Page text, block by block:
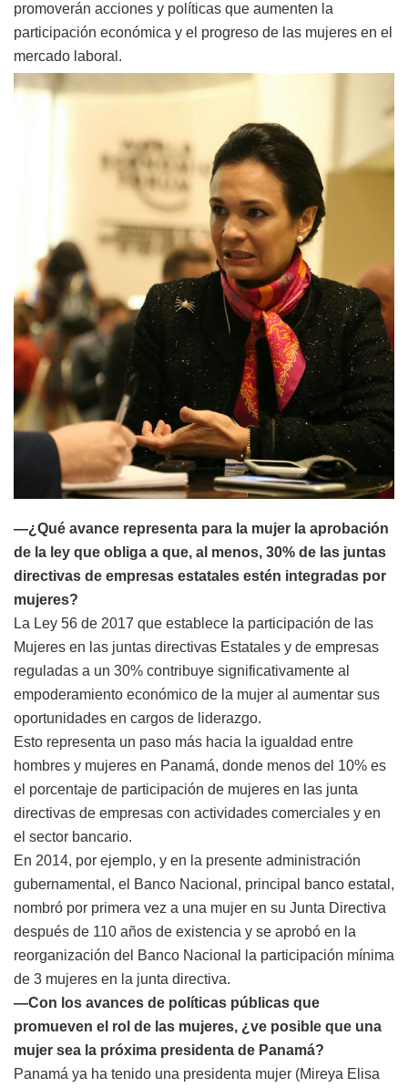
promoverán acciones y políticas que aumenten la
participación económica y el progreso de las mujeres en el
mercado laboral.
—¿Qué avance representa para la mujer la aprobación
de la ley que obliga a que, al menos, 30% de las juntas
directivas de empresas estatales estén integradas por
mujeres?
La Ley 56 de 2017 que establece la participación de las
Mujeres en las juntas directivas Estatales y de empresas
reguladas a un 30% contribuye significativamente al
empoderamiento económico de la mujer al aumentar sus
oportunidades en cargos de liderazgo.
Esto representa un paso más hacia la igualdad entre
hombres y mujeres en Panamá, donde menos del 10% es
el porcentaje de participación de mujeres en las junta
directivas de empresas con actividades comerciales y en
el sector bancario.
En 2014, por ejemplo, y en la presente administración
gubernamental, el Banco Nacional, principal banco estatal,
nombró por primera vez a una mujer en su Junta Directiva
después de 110 años de existencia y se aprobó en la
reorganización del Banco Nacional la participación mínima
de 3 mujeres en la junta directiva.
—Con los avances de políticas públicas que
promueven el rol de las mujeres, ¿ve posible que una
mujer sea la próxima presidenta de Panamá?
Panamá ya ha tenido una presidenta mujer (Mireya Elisa